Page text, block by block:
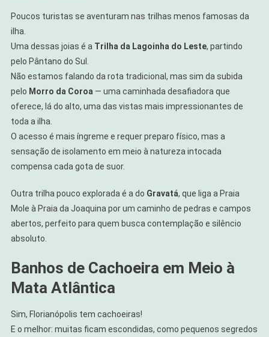
Poucos turistas se aventuram nas trilhas menos famosas da
ilha.
Uma dessas joias é a Trilha da Lagoinha do Leste, partindo
pelo Pântano do Sul.
Não estamos falando da rota tradicional, mas sim da subida
pelo Morro da Coroa — uma caminhada desafiadora que
oferece, lá do alto, uma das vistas mais impressionantes de
toda a ilha.
O acesso é mais íngreme e requer preparo físico, mas a
sensação de isolamento em meio à natureza intocada
compensa cada gota de suor.
Outra trilha pouco explorada é a do Gravatá, que liga a Praia
Mole à Praia da Joaquina por um caminho de pedras e campos
abertos, perfeito para quem busca contemplação e silêncio
absoluto.
Banhos de Cachoeira em Meio à
Mata Atlântica
Sim, Florianópolis tem cachoeiras!
E o melhor: muitas ficam escondidas, como pequenos segredos